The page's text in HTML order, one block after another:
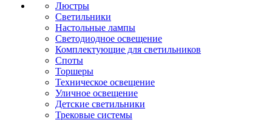
Люстры
Светильники
Настольные лампы
Светодиодное освещение
Комплектующие для светильников
Споты
Торшеры
Техническое освещение
Уличное освещение
Детские светильники
Трековые системы